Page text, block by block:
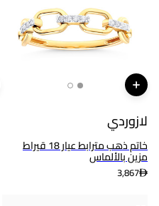
لازوردي
خاتم ذهب مترابط عيار 18 قيراط
مزين بالألماس
3,867